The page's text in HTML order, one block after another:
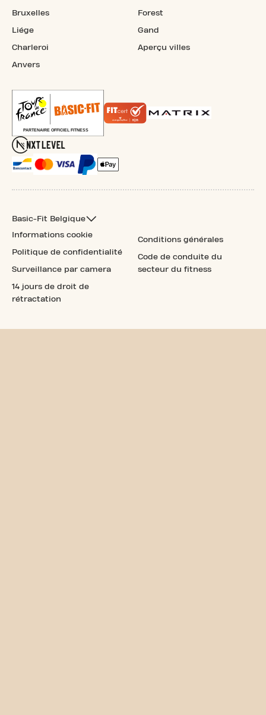
Bruxelles
Liége
Charleroi
Anvers
Forest
Gand
Aperçu villes
Basic-Fit Belgique
Informations cookie
Politique de confidentialité
Surveillance par camera
14 jours de droit de
rétractation
Conditions générales
Code de conduite du
secteur du fitness